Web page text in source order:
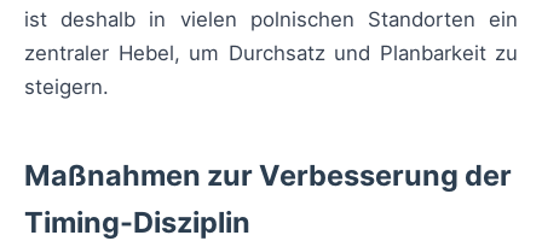
ist deshalb in vielen polnischen Standorten ein
zentraler Hebel, um Durchsatz und Planbarkeit zu
steigern.
Maßnahmen zur Verbesserung der
Timing-Disziplin